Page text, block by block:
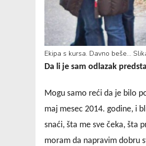
Ekipa s kursa. Davno beše…
Da li je sam odlazak
Mogu samo reći da je bilo
maj mesec 2014. godine, i
snaći, šta me sve čeka, šta
moram da napravim dobru